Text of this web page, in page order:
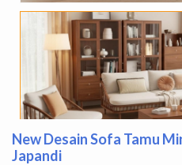
New Desain Sofa Tamu
Japandi